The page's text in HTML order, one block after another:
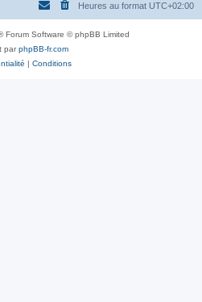
e
Heures au format UTC+02:00
Forum Software © phpBB Limited
parphpBB-fr.com
| Conditions